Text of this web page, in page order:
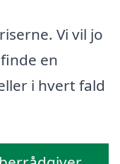
Vi vil jo
en
i hvert fald